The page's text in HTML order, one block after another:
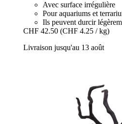
Avec surface irrégulière
Pour aquariums et
Ils peuvent durcir
CHF 42.50 (CHF 4.25 / kg)
Livraison jusqu'au 13 août